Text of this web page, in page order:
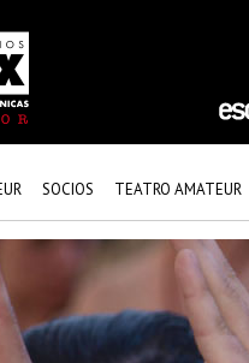
SOCIOS
TEATRO AMATEUR